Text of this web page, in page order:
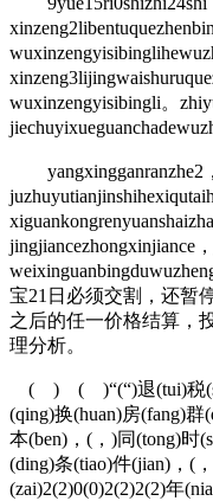
wuxinzengyisibingli。
yangxingganranzhe2
jingjiancezhongxinjiance
宝21日必须交割，还暂
之后的任一价格结算，
理分析。
( ) ( )“(“)退(tui)税
(qing)换(huan)房(fang)群
本(ben)，(，)同(tong)时
(ding)条(tiao)件(jian)，(
(zai)2(2)0(0)2(2)2(2)年